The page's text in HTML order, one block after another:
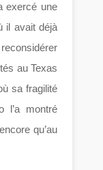
exercé une
il avait déjà
au Texas
sa fragilité
l’a montré
qu’au